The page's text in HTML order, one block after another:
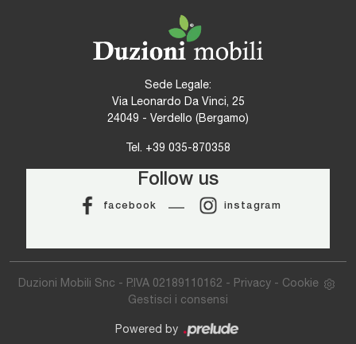
Sede Legale:
Via Leonardo Da Vinci, 25
24049 - Verdello (Bergamo)
Tel. +39 035-870358
Follow us
facebook instagram
Duzioni Mobili Snc - P.IVA 02189110162 - Privacy- Cookie
Gestisci i consensi
Powered by